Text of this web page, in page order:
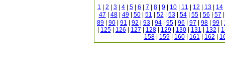
1 2 3 4 5 6 7 8 9 10 11 12 13 14
47
48| 49| 50| 51 52 53| 54| 55| 56 57
89
90 91 92 93 94 95 96 97 98 99
125| 126 127 128| 129| 130| 131 132
158| 159| 160| 161 162